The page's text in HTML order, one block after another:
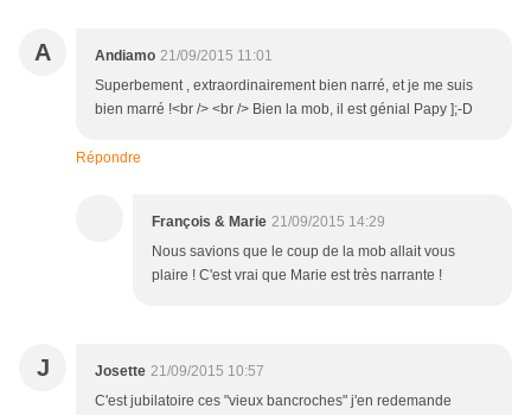
A Andiamo 21/09/2015 11:01
Superbement , extraordinairement bien narré, et je me suis
bien marré !<br /> <br /> Bien la mob, il est génial Papy ];-D
Répondre
François & Marie 21/09/2015 14:29
Nous savions que le coup de la mob allait vous
plaire ! C'est vrai que Marie est très narrante !
J Josette 21/09/2015 10:57
C'est jubilatoire ces "vieux bancroches" j'en redemande